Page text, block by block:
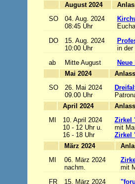
August 2024
SO
04. Aug. 2024
08:45 Uhr
DO
15. Aug. 2024
10:00 Uhr
in der
ab
Mitte August
Mai 2024
SO
26. Mai 2024
09.00 Uhr
April 2024
MI
10. April 2024
10 - 12 Uhr u.
16 - 18 Uhr
Zirkel
mit
Zirkel
März 2024
MI
06. März 2024
nachm.
mit
FR
15. März 2024